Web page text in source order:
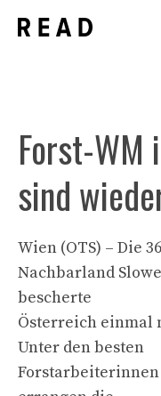
Inhalt
Forst-WM
sind
Wien (OTS) – Die
Nachbarland
bescherte
Österreich einmal
Unter den besten